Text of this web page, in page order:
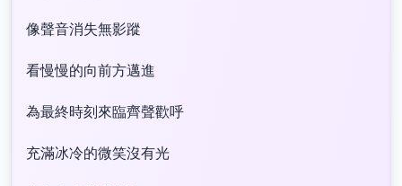
像聲音消失無影蹤
看慢慢的向前方邁進
為最終時刻來臨齊聲歡呼
充滿冰冷的微笑沒有光